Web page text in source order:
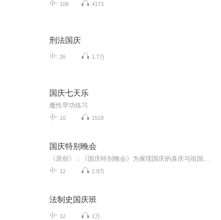
108 4173
刑法国庆
26 1.7万
国庆七天乐
魔性早功练习
10 1518
国庆特别晚会
12 2.9万
法制史国庆班
12 1万